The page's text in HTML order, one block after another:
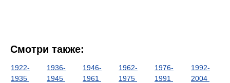
Смотри также:
1922-
1935
1936-
1945
1946-
1961
1962-
1975
1976-
1991
1992-
2004